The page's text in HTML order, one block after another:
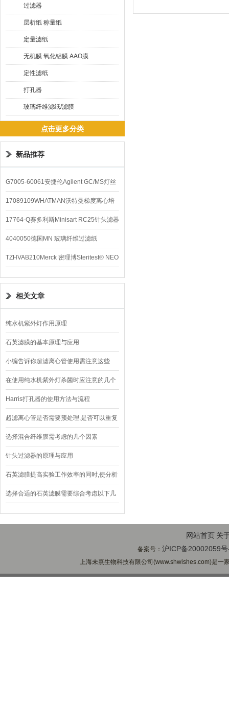
过滤器
层析纸 称量纸
定量滤纸
无机膜 氧化铝膜 AAO膜
定性滤纸
打孔器
玻璃纤维滤纸/滤膜
点击更多分类
新品推荐
G7005-60061安捷伦Agilent GC/MS灯丝
配件
17089109WHATMAN沃特曼梯度离心培
养基
17764-Q赛多利斯Minisart RC25针头滤器
4040050德国MN 玻璃纤维过滤纸
TZHVAB210Merck 密理博Steritest® NEO
设备
相关文章
纯水机紫外灯作用原理
石英滤膜的基本原理与应用
小编告诉你超滤离心管使用需注意这些
在使用纯水机紫外灯杀菌时应注意的几个
问题
Harris打孔器的使用方法与流程
超滤离心管是否需要预处理,是否可以重复
使用?有答案了
选择混合纤维膜需考虑的几个因素
针头过滤器的原理与应用
石英滤膜提高实验工作效率的同时,使分析
结果更加稳定可靠
选择合适的石英滤膜需要综合考虑以下几
个关键因素
网站首页 关
备案号：沪ICP备20002059
上海未熹生物科技有限公司(www.shwishes.com)是一